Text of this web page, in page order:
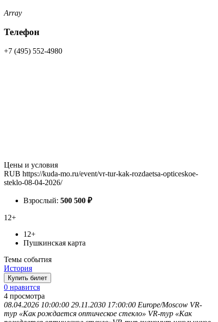
Array
Телефон
+7 (495) 552-4980
Цены и условия
RUB https://kuda-mo.ru/event/vr-tur-kak-rozdaetsa-opticeskoe-
steklo-08-04-2026/
Взрослый: 500 500 ₽
12+
12+
Пушкинская карта
Темы события
История
Купить билет
0 нравится
4 просмотра
08.04.2026 10:00:00 29.11.2030 17:00:00 Europe/Moscow VR-
тур «Как рождается оптическое стекло» VR-тур «Как